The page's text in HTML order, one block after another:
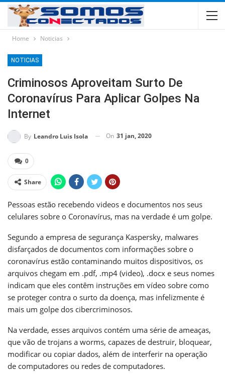
Home Noticias
NOTICIAS
Criminosos Aproveitam Surto De
Coronavírus Para Aplicar Golpes Na
Internet
By Leandro Luis Isola On 31 jan, 2020
0
Share
Pessoas estão recebendo videos e documentos nos seus
celulares sobre o Coronavírus, mas na verdade é um golpe.
Segundo a empresa de segurança Kaspersky, malwares
disfarçados de documentos com informações sobre o
coronavírus estão contaminando muitos dispositivos, os
arquivos chegam em .pdf, .mp4 (video), .docx e seus nomes
indicam que eles contêm instruções em vídeo sobre como
se proteger contra o surto da doença, mas infelizmente é
mais um golpe dos cibercriminosos.
Na verdade, esses arquivos contém uma série de ameaças,
que vão de trojans a worms, capazes de destruir, bloquear,
modificar ou copiar dados, além de interferir na operação
de computadores ou redes de computadores.